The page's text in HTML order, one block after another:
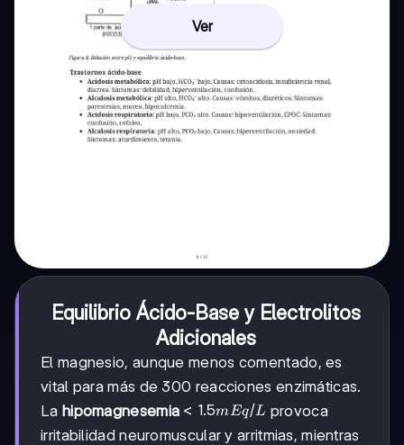
Ver
Equilibrio Ácido-Base y Electrolitos
Adicionales
El magnesio, aunque menos comentado, es
vital para más de 300 reacciones enzimáticas.
La hipomagnesemia <1.5
mEq/L
< 1.5mEq/L provoca
irritabilidad neuromuscular y arritmias, mientras